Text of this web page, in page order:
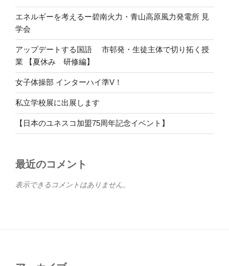
エネルギーを考えるー碧南火力・青山高原風力発電所 見
学会
アップデートする国語 市邨発・生徒主体で切り拓く授
業 【夏休み 研修編】
女子体操部 インターハイ準V！
私立学校展に出展します
【日本のユネスコ加盟75周年記念イベント】
最近のコメント
表示できるコメントはありません。